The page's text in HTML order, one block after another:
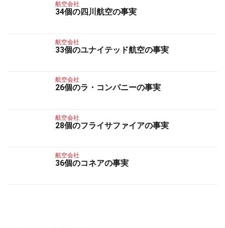
航空会社
34個の四川航空の事実
航空会社
33個のユナイテッド航空の事実
航空会社
26個のラ・コンパニーの事実
航空会社
28個のフライサファイアの事実
航空会社
36個のコネアの事実